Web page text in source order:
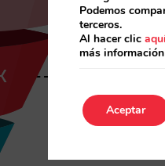
Podemos
terceros.
Al hacer clic
más
Aceptar